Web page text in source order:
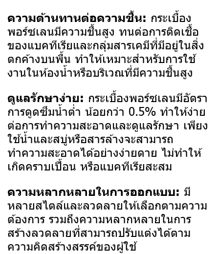
ความต้านทานต่อความชื้น: กระเบื้อง
พอร์ซเลนมีความชื้นสูง ทนต่อการติดเชื้อ
ของแบคทีเรียและกลุ่มสารเคมีที่มีอยู่ในสิ่ง
ตกค้างบนพื้น ทำให้เหมาะสำหรับการใช้
งานในห้องน้ำหรือบริเวณที่มีความชื้นสูง
ดูแลรักษาง่าย: กระเบื้องพอร์ซเลนมีอัตรา
การดูดซึมน้ำต่ำ น้อยกว่า 0.5% ทำให้ง่าย
ต่อการทำความสะอาดและดูแลรักษา เพียง
ใช้น้ำและสบู่หรือสารล้างจะสามารถ
ทำความสะอาดได้อย่างง่ายดาย ไม่ทำให้
เกิดคราบเปื้อน หรือแบคทีเรียสะสม
ความหลากหลายในการออกแบบ: มี
หลายสไตล์และลวดลายให้เลือกตามความ
ต้องการ รวมถึงความหลากหลายในการ
สร้างลวดลายที่สามารถปรับแต่งได้ตาม
ความคิดสร้างสรรค์ของผู้ใช้